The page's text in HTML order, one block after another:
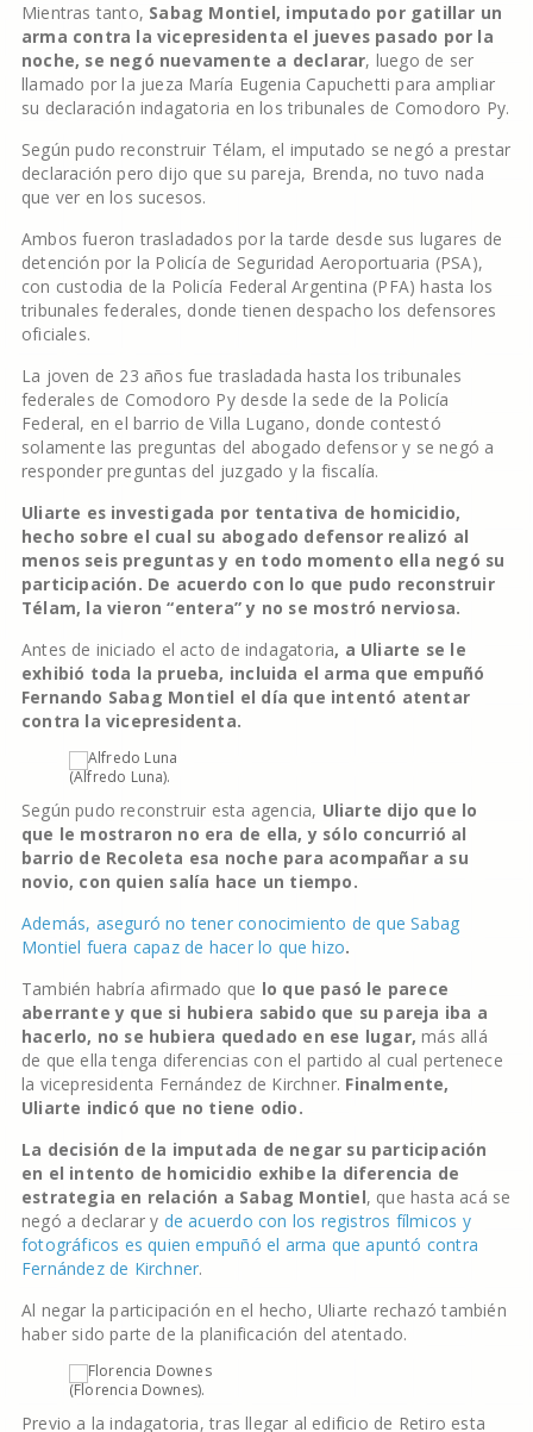
Mientras tanto, Sabag Montiel, imputado por gatillar un
arma contra la vicepresidenta el jueves pasado por la
noche, se negó nuevamente a declarar, luego de ser
llamado por la jueza María Eugenia Capuchetti para ampliar
su declaración indagatoria en los tribunales de Comodoro Py.
Según pudo reconstruir Télam, el imputado se negó a prestar
declaración pero dijo que su pareja, Brenda, no tuvo nada
que ver en los sucesos.
Ambos fueron trasladados por la tarde desde sus lugares de
detención por la Policía de Seguridad Aeroportuaria (PSA),
con custodia de la Policía Federal Argentina (PFA) hasta los
tribunales federales, donde tienen despacho los defensores
oficiales.
La joven de 23 años fue trasladada hasta los tribunales
federales de Comodoro Py desde la sede de la Policía
Federal, en el barrio de Villa Lugano, donde contestó
solamente las preguntas del abogado defensor y se negó a
responder preguntas del juzgado y la fiscalía.
Uliarte es investigada por tentativa de homicidio,
hecho sobre el cual su abogado defensor realizó al
menos seis preguntas y en todo momento ella negó su
participación. De acuerdo con lo que pudo reconstruir
Télam, la vieron “entera” y no se mostró nerviosa.
Antes de iniciado el acto de indagatoria, a Uliarte se le
exhibió toda la prueba, incluida el arma que empuñó
Fernando Sabag Montiel el día que intentó atentar
contra la vicepresidenta.
(Alfredo Luna).
Según pudo reconstruir esta agencia, Uliarte dijo que lo
que le mostraron no era de ella, y sólo concurrió al
barrio de Recoleta esa noche para acompañar a su
novio, con quien salía hace un tiempo.
Además, aseguró no tener conocimiento de que Sabag
Montiel fuera capaz de hacer lo que hizo.
También habría afirmado que lo que pasó le parece
aberrante y que si hubiera sabido que su pareja iba a
hacerlo, no se hubiera quedado en ese lugar,más allá
de que ella tenga diferencias con el partido al cual pertenece
la vicepresidenta Fernández de Kirchner. Finalmente,
Uliarte indicó que no tiene odio.
La decisión de la imputada de negar su participación
en el intento de homicidio exhibe la diferencia de
estrategia en relación a Sabag Montiel, que hasta acá se
negó a declarar y de acuerdo con los registros fílmicos y
fotográficos es quien empuñó el arma que apuntó contra
Fernández de Kirchner.
Al negar la participación en el hecho, Uliarte rechazó también
haber sido parte de la planificación del atentado.
(Florencia Downes).
Previo a la indagatoria, tras llegar al edificio de Retiro esta